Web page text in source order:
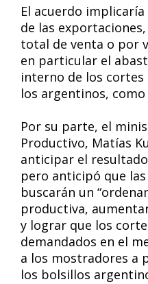
El acuerdo
de las
total de venta o por
en particular el
interno de los
los argentinos, como
Por su parte, el
Productivo, Matías
anticipar el
pero anticipó que
buscarán un
productiva,
y lograr que los
demandados en el
a los mostradores a
los bolsillos